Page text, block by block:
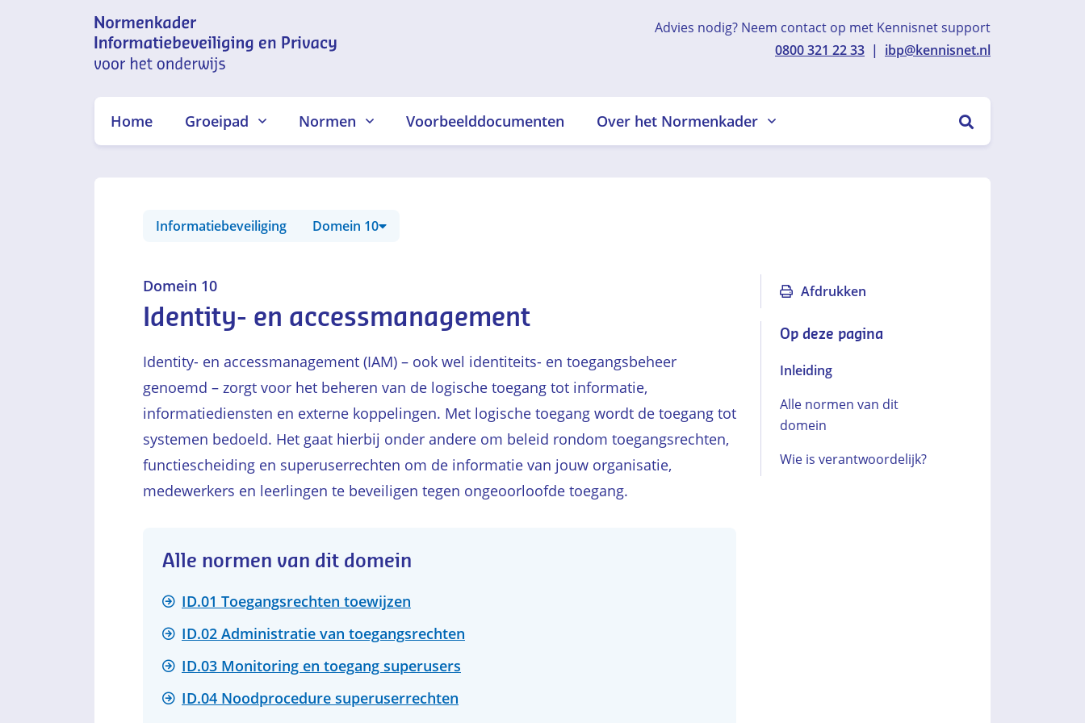
informatiebeveiliging en
privacy voor het onderwijs
Advies nodig? Neem contact op met Kennisnet support
0800 321 22 33 | ibp@kennisnet.nl
Home Groeipad Normen Voorbeelddocumenten Over het Normenkader ZOEKEN
Informatiebeveiliging Domein 10
Domein 10
Identity- en accessmanagement
Identity- en accessmanagement (IAM) – ook wel identiteits- en toegangsbeheer
genoemd – zorgt voor het beheren van de logische toegang tot informatie,
informatiediensten en externe koppelingen. Met logische toegang wordt de toegang tot
systemen bedoeld. Het gaat hierbij onder andere om beleid rondom toegangsrechten,
functiescheiding en superuserrechten om de informatie van jouw organisatie,
medewerkers en leerlingen te beveiligen tegen ongeoorloofde toegang.
Alle normen van dit domein
ID.01 Toegangsrechten toewijzen
ID.02 Administratie van toegangsrechten
ID.03 Monitoring en toegang superusers
ID.04 Noodprocedure superuserrechten
Afdrukken
Op deze pagina
Inleiding
Alle normen van dit
domein
Wie is verantwoordelijk?